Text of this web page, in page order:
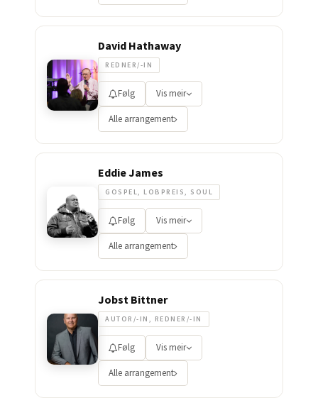
David Hathaway
REDNER/-IN
Følg Vis meir
Alle arrangement
Eddie James
GOSPEL, LOBPREIS, SOUL
Følg Vis meir
Alle arrangement
Jobst Bittner
AUTOR/-IN, REDNER/-IN
Følg Vis meir
Alle arrangement